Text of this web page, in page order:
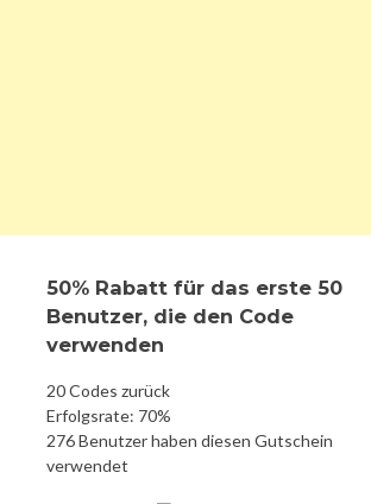
50% Rabatt für das erste 50
Benutzer, die den Code
verwenden
20 Codes zurück
Erfolgsrate: 70%
276 Benutzer haben diesen Gutschein
verwendet